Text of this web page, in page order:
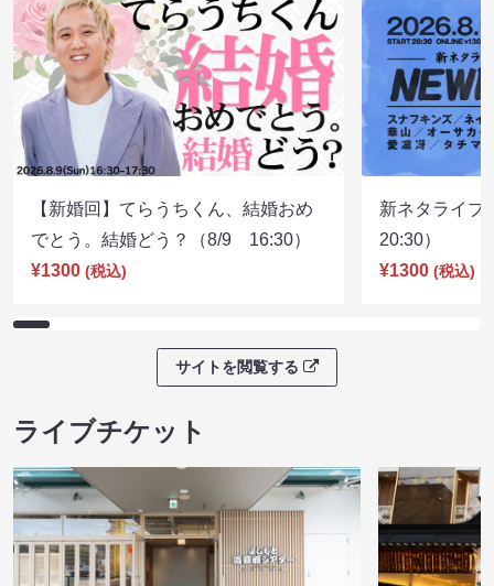
【新婚回】てらうちくん、結婚おめ
でとう。結婚どう？（8/9 16:30）
¥1300 (税込)
新ネタライ
20:30）
¥1300 (税込)
サイトを閲覧する
ライブチケット